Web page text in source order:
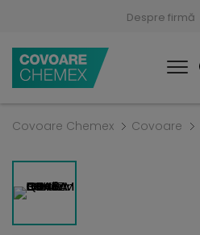
Despre firmă
Covoare Chemex Covoare